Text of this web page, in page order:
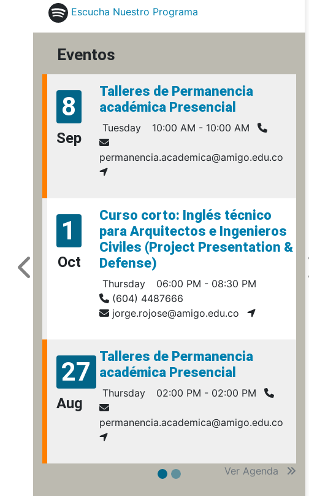
Escucha Nuestro Programa
Eventos
8
Sep
Talleres de Permanencia
académica Presencial
Tuesday 10:00 AM - 10:00 AM
permanencia.academica@amigo.edu.co
1
Oct
Curso corto: Inglés técnico
para Arquitectos e Ingenieros
Civiles (Project Presentation &
Defense)
Thursday
06:00 PM - 08:30 PM
(604) 4487666
jorge.rojose@amigo.edu.co
27
Aug
Talleres de Permanencia
académica Presencial
Thursday 02:00 PM - 02:00 PM
permanencia.academica@amigo.edu.co
Ver Agenda